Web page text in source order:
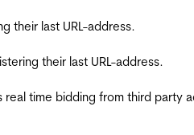
their last URL-address.
their last URL-address.
time bidding from third party